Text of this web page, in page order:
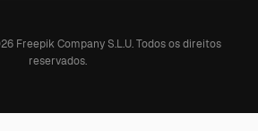
Freepik Company S.L.U. Todos os direitos
reservados.